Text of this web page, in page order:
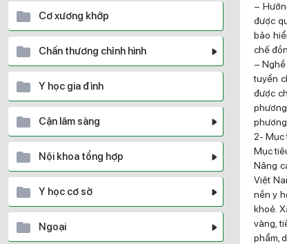
Cơ xương khớp
Chấn thương chỉnh hình
Y học gia đình
Cận lâm sàng
Nội khoa tổng hợp
Y học cơ sở
Ngoại
–
được
bảo
chế
–
tuyển
được
phương.
2- Mục
Mục
Nâng
Việt
nền y
khoẻ.
vàng,
phẩm,